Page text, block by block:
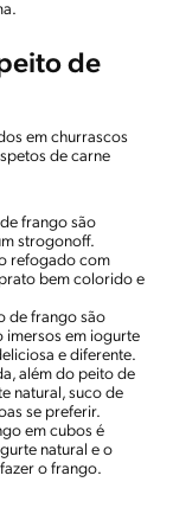
de
em churrascos
de carne
frango são
strogonoff.
refogado com
bem colorido e
de frango são
imersos em iogurte
e diferente.
além do peito de
natural, suco de
se preferir.
em cubos é
natural e o
o frango.